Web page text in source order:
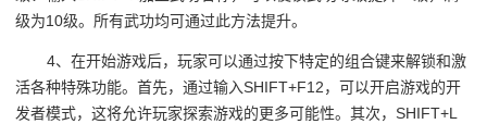
级为10级。所有武功均可通过此方法提升。
4、在开始游戏后，玩家可以通过按下特定的组合键来解锁和激
活各种特殊功能。首先，通过输入SHIFT+F12，可以开启游戏的开
发者模式，这将允许玩家探索游戏的更多可能性。其次，SHIFT+L